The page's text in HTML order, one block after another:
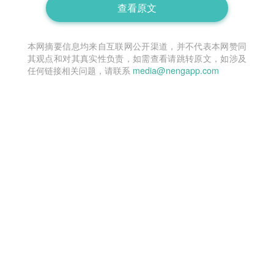
查看原文
本网摘要信息均来自互联网公开渠道，并不代表本网赞同
其观点和对其真实性负责，如需查看请跳转原文，如涉及
任何链接相关问题，请联系 media@nengapp.com